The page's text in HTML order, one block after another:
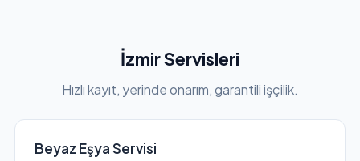
İzmir Servisleri
Hızlı kayıt, yerinde onarım, garantili işçilik.
Beyaz Eşya Servisi